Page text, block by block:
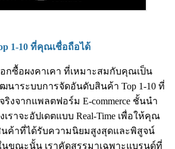
1-10 ที่คุณเชื่อถือได้
กซื้อผงคาเคา ที่เหมาะสมกับคุณเป็น
ฒนาระบบการจัดอันดับสินค้า Top 1-10 ที่
งจากแพลตฟอร์ม E-commerce ชั้นนำ
ราจะอัปเดตแบบ Real-Time เพื่อให้คุณ
นค้าที่ได้รับความนิยมสูงสุดและพิสูจน์
ขณะนั้น เราคัดสรรมาเฉพาะแบรนด์ที่